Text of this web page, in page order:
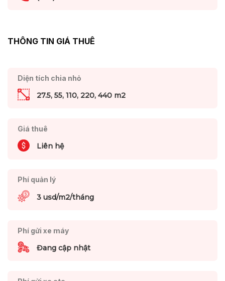
THÔNG TIN GIÁ THUÊ
Diện tích chia nhỏ
27.5, 55, 110, 220, 440 m2
Giá thuê
Liên hệ
Phí quản lý
3 usd/m2/tháng
Phí gửi xe máy
Đang cập nhật